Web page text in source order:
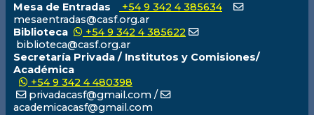
Mesa de Entradas
+54 9 342 4 385634
mesaentradas@casf.org.ar
Biblioteca
+54 9 342 4 385622
biblioteca@casf.org.ar
Secretaría Privada / Institutos y Comisiones/
Académica
+54 9 342 4 480398
privadacasf@gmail.com /
academicacasf@gmail.com